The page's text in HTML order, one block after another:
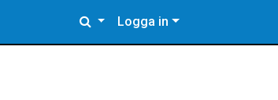
Logga in